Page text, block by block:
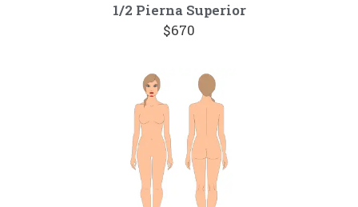
1/2 Pierna Superior
$670